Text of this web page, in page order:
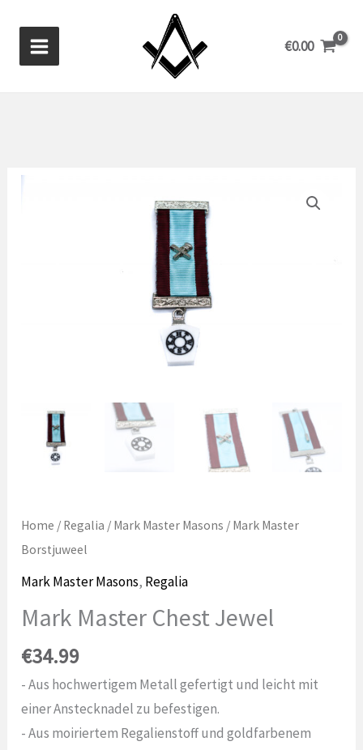
Inhalt
springen
€0.00
Home / Regalia / Mark Master Masons / Mark Master
Borstjuweel
Mark Master Masons, Regalia
Mark Master Chest Jewel
€34.99
- Aus hochwertigem Metall gefertigt und leicht mit
einer Anstecknadel zu befestigen.
- Aus moiriertem Regalienstoff und goldfarbenem